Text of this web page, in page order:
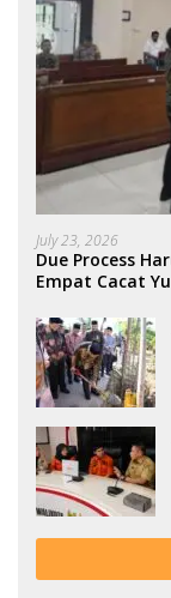
July 23, 2026
Due Process
Empat Cacat